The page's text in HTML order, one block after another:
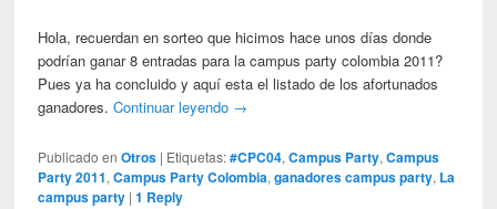
Hola, recuerdan en sorteo que hicimos hace unos días donde
podrían ganar 8 entradas para la campus party colombia 2011?
Pues ya ha concluido y aquí esta el listado de los afortunados
ganadores.Continuar leyendo →
Publicado en Otros | Etiquetas: #CPC04,Campus Party,Campus
Party 2011,Campus Party Colombia,ganadores campus party, La
campus party |1 Reply